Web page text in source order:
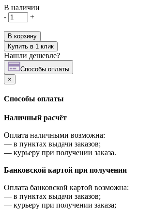
В наличии
-
+
В корзину
Купить в 1 клик
Нашли дешевле?
Cпособы оплаты
×
Cпособы оплаты
Наличный расчёт
Оплата наличными возможна:
— в пунктах выдачи заказов;
— курьеру при получении заказа.
Банковской картой при получении
Оплата банковской картой возможна:
— в пунктах выдачи заказов;
— курьеру при получении заказа;